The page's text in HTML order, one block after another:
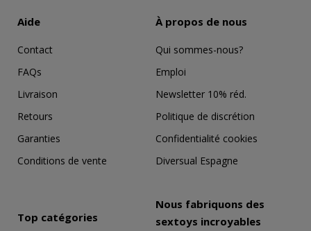
Aide
Contact
FAQs
Livraison
Retours
Garanties
Conditions de vente
À propos de nous
Qui sommes-nous?
Emploi
Newsletter 10% réd.
Politique de discrétion
Confidentialité cookies
Diversual Espagne
Top catégories
Nous fabriquons des
sextoys incroyables